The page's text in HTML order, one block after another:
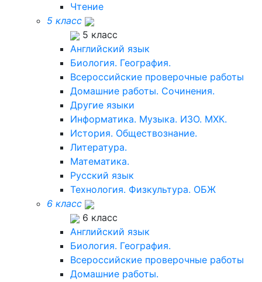
Чтение
5 класс
5 класс
Английский язык
Биология. География.
Всероссийские проверочные работы
Домашние работы. Сочинения.
Другие языки
Информатика. Музыка. ИЗО. МХК.
История. Обществознание.
Литература.
Математика.
Русский язык
Технология. Физкультура. ОБЖ
6 класс
6 класс
Английский язык
Биология. География.
Всероссийские проверочные работы
Домашние работы.